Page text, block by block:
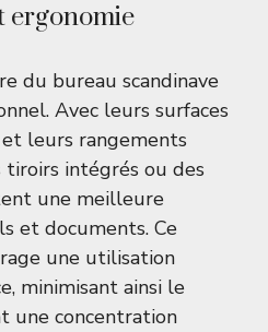
ergonomie
du bureau scandinave
Avec leurs surfaces
leurs rangements
intégrés ou des
une meilleure
et documents. Ce
une utilisation
minimisant ainsi le
une concentration